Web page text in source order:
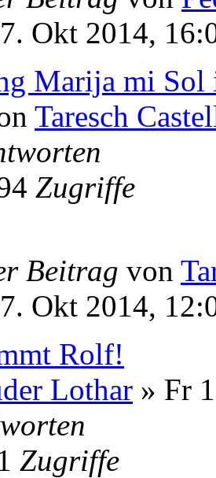
Okt 2014,
Marija mi
Taresch
Zugriffe
Beitrag von
Okt 2014,
Rolf!
Lothar » Fr
Zugriffe